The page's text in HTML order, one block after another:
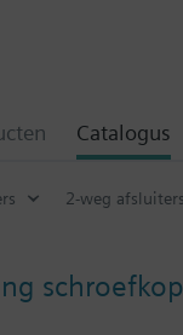
Catalogus
2-weg